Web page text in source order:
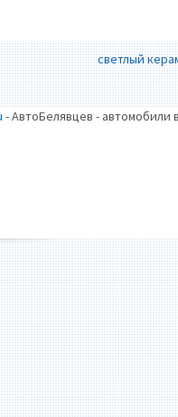
светлый
- АвтоБелявцев - автомобили